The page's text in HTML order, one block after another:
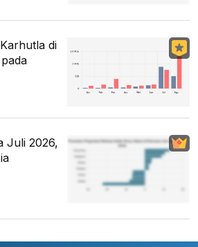
di
Juli 2026,